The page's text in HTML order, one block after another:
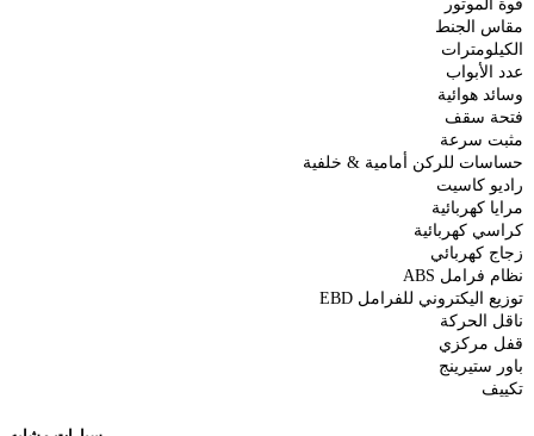
قوة الموتور
مقاس الجنط
الكيلومترات
عدد الأبواب
وسائد هوائية
فتحة سقف
مثبت سرعة
حساسات للركن أمامية & خلفية
راديو كاسيت
مرايا كهربائية
كراسي كهربائية
زجاج كهربائي
نظام فرامل ABS
توزيع اليكتروني للفرامل EBD
ناقل الحركة
قفل مركزي
باور ستيرينج
تكييف